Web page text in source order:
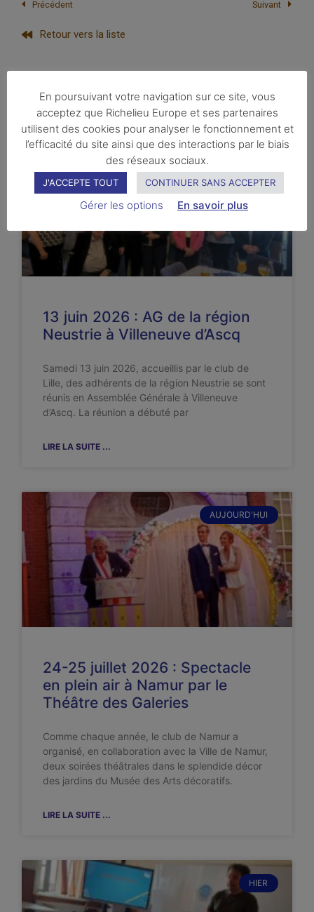
Précédent Suivant
Retour vers la liste
Vous pourriez également apprécier
13 juin 2026 : AG de la région
Neustrie à Villeneuve d’Ascq
Samedi 13 juin 2026, accueillis par le club de
Lille, des adhérents de la région Neustrie se sont
réunis en Assemblée Générale à Villeneuve
d’Ascq. La réunion a débuté par
LIRE LA SUITE ...
AUJOURD'HUI
24-25 juillet 2026 : Spectacle
en plein air à Namur par le
Théâtre des Galeries
Comme chaque année, le club de Namur a
organisé, en collaboration avec la Ville de Namur,
deux soirées théâtrales dans le splendide décor
des jardins du Musée des Arts décoratifs.
LIRE LA SUITE ...
HIER
En poursuivant votre navigation sur ce site, vous
acceptez que Richelieu Europe et ses partenaires
utilisent des cookies pour analyser le fonctionnement et
l’efficacité du site ainsi que des interactions par le biais
des réseaux sociaux.
J'ACCEPTE TOUT CONTINUER SANS ACCEPTER
Gérer les options En savoir plus